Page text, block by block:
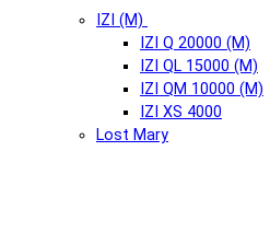
IZI (М)
IZI Q 20000 (М)
IZI QL 15000 (М)
IZI QM 10000 (М)
IZI XS 4000
Lost Mary